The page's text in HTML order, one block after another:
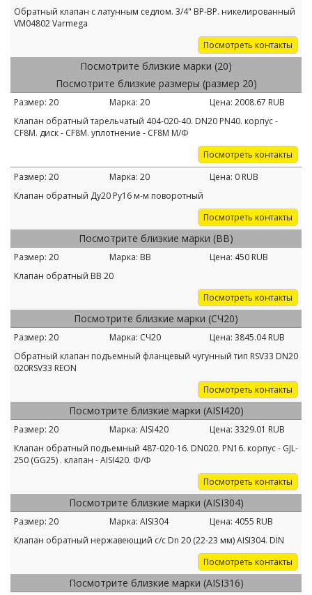
Обратный клапан с латунным седлом. 3/4" ВР-ВР. никелированный
VM04802 Varmega
Посмотреть контакты
Посмотрите близкие марки (20)
Посмотрите близкие размеры (размер 20)
Размер: 20 Марка: 20 Цена: 2008.67 RUB
Клапан обратный тарельчатый 404-020-40. DN20 PN40. корпус -
CF8M. диск - CF8M. уплотнение - CF8M М/Ф
Посмотреть контакты
Размер: 20 Марка: 20 Цена: 0 RUB
Клапан обратный Ду20 Ру16 м-м поворотный
Посмотреть контакты
Посмотрите близкие марки (ВВ)
Размер: 20 Марка: ВВ Цена: 450 RUB
Клапан обратный ВВ 20
Посмотреть контакты
Посмотрите близкие марки (СЧ20)
Размер: 20 Марка: СЧ20 Цена: 3845.04 RUB
Обратный клапан подъемный фланцевый чугунный тип RSV33 DN20
020RSV33 REON
Посмотреть контакты
Посмотрите близкие марки (AISI420)
Размер: 20 Марка: AISI420 Цена: 3329.01 RUB
Клапан обратный подъемный 487-020-16. DN020. PN16. корпус - GJL-
250 (GG25) . клапан - AISI420. Ф/Ф
Посмотреть контакты
Посмотрите близкие марки (AISI304)
Размер: 20 Марка: AISI304 Цена: 4055 RUB
Клапан обратный нержавеющий с/с Dn 20 (22-23 мм) AISI304. DIN
Посмотреть контакты
Посмотрите близкие марки (AISI316)